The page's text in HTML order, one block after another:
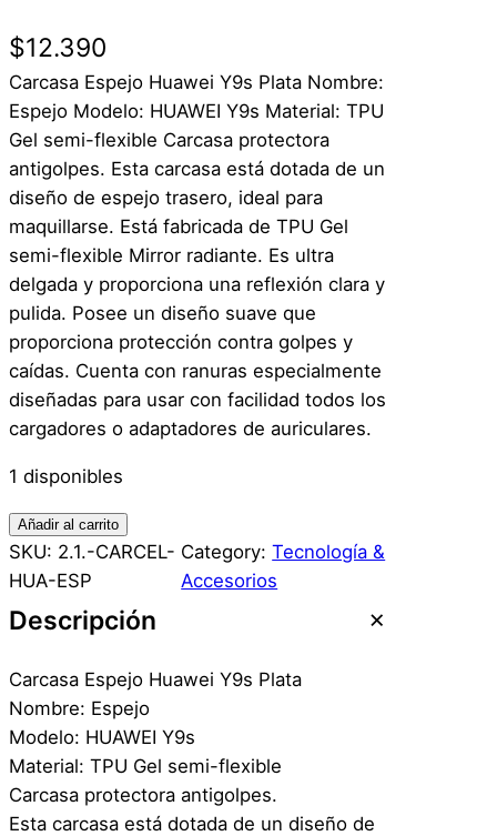
$12.390
Carcasa Espejo Huawei Y9s Plata Nombre:
Espejo Modelo: HUAWEI Y9s Material: TPU
Gel semi-flexible Carcasa protectora
antigolpes. Esta carcasa está dotada de un
diseño de espejo trasero, ideal para
maquillarse. Está fabricada de TPU Gel
semi-flexible Mirror radiante. Es ultra
delgada y proporciona una reflexión clara y
pulida. Posee un diseño suave que
proporciona protección contra golpes y
caídas. Cuenta con ranuras especialmente
diseñadas para usar con facilidad todos los
cargadores o adaptadores de auriculares.
1 disponibles
C
a
r
c
s
a
C
o
n
E
Añadir al carrito
SKU: 2.1.-CARCEL-
HUA-ESP
Category:Tecnología &
Accesorios
Descripción
Carcasa Espejo Huawei Y9s Plata
Nombre: Espejo
Modelo: HUAWEI Y9s
Material: TPU Gel semi-flexible
Carcasa protectora antigolpes.
Esta carcasa está dotada de un diseño de